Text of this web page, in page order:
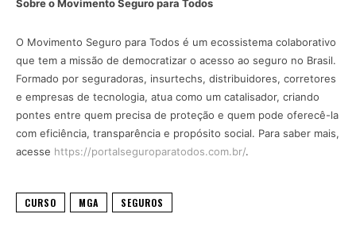
Sobre o Movimento Seguro para Todos
O Movimento Seguro para Todos é um ecossistema colaborativo
que tem a missão de democratizar o acesso ao seguro no Brasil.
Formado por seguradoras, insurtechs, distribuidores, corretores
e empresas de tecnologia, atua como um catalisador, criando
pontes entre quem precisa de proteção e quem pode oferecê-la
com eficiência, transparência e propósito social. Para saber mais,
acesse https://portalseguroparatodos.com.br/.
CURSO MGA SEGUROS